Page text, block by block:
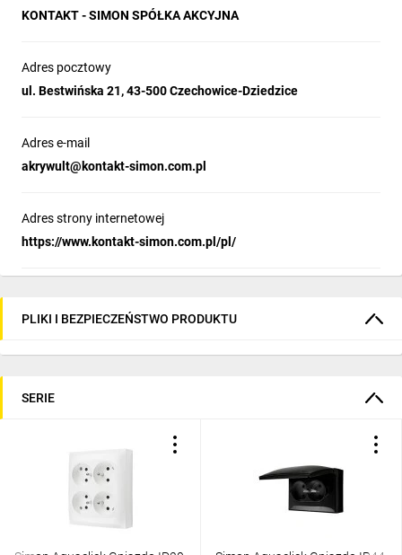
KONTAKT - SIMON SPÓŁKA AKCYJNA
Adres pocztowy
ul. Bestwińska 21, 43-500 Czechowice-Dziedzice
Adres e-mail
akrywult@kontakt-simon.com.pl
Adres strony internetowej
https://www.kontakt-simon.com.pl/pl/
PLIKI I BEZPIECZEŃSTWO PRODUKTU
SERIE